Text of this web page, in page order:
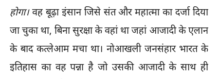
होगा।वह बूढ़ा इंसान जिसे संत और महात्मा का दर्जा दिया
जा चुका था, बिना सुरक्षा के वहां था जहां आजादी के एलान
के बाद कत्लेआम मचा था। नोआखली जनसंहार भारत के
इतिहास का वह पन्ना है जो उसकी आजादी के साथ ही